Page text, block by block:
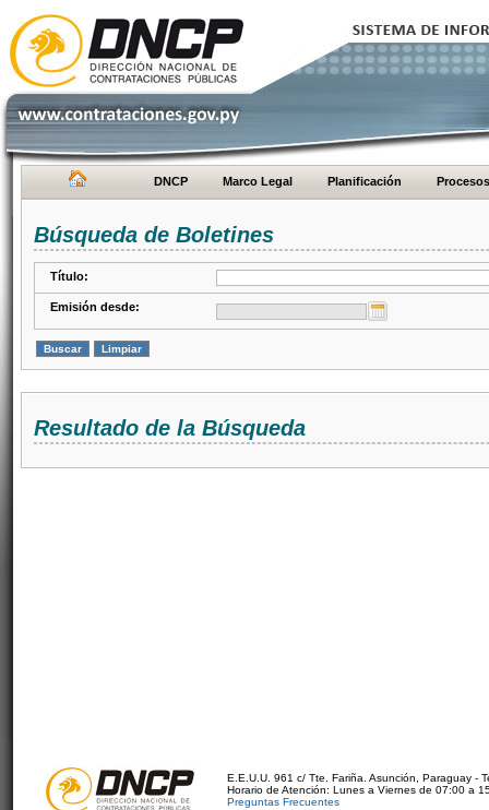
DNCP Marco Legal Planificación Procesos
Búsqueda de Boletines
Título:
Emisión desde:
Resultado de la Búsqueda
E.E.U.U. 961 c/ Tte. Fariña. Asunción, Paraguay -
Horario de Atención: Lunes a Viernes de 07:00 a
Preguntas Frecuentes